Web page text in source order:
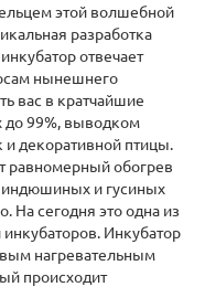
этой волшебной
разработка
отвечает
нынешнего
вас в кратчайшие
до 99%, выводком
декоративной птицы.
равномерный обогрев
индюшиных и гусиных
На сегодня это одна из
Инкубатор
нагревательным
происходит